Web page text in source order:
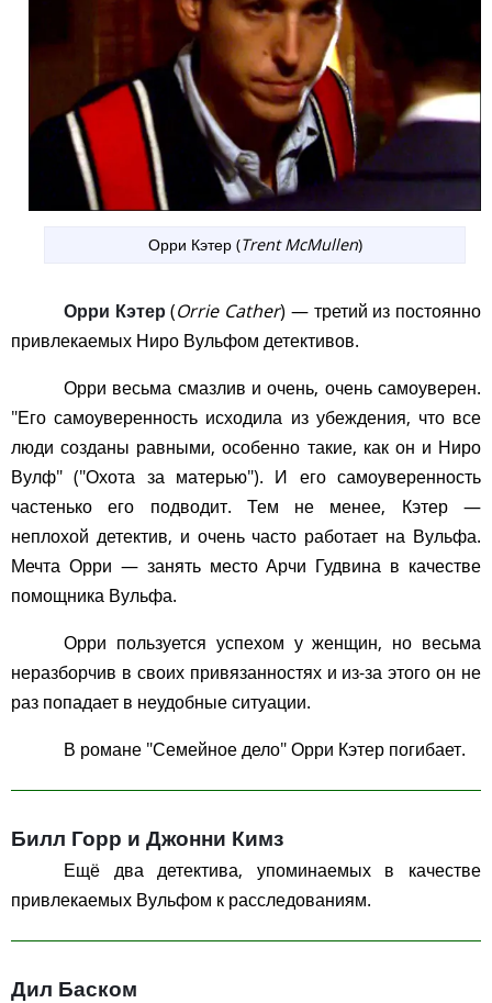
Орри Кэтер (Trent McMullen)
Орри Кэтер (Orrie Cather) — третий из постоянно
привлекаемых Ниро Вульфом детективов.
Орри весьма смазлив и очень, очень самоуверен.
"Его самоуверенность исходила из убеждения, что все
люди созданы равными, особенно такие, как он и Ниро
Вулф" ("Охота за матерью"). И его самоуверенность
частенько его подводит. Тем не менее, Кэтер —
неплохой детектив, и очень часто работает на Вульфа.
Мечта Орри — занять место Арчи Гудвина в качестве
помощника Вульфа.
Орри пользуется успехом у женщин, но весьма
неразборчив в своих привязанностях и из-за этого он не
раз попадает в неудобные ситуации.
В романе "Семейное дело" Орри Кэтер погибает.
Билл Горр и Джонни Кимз
Ещё два детектива, упоминаемых в качестве
привлекаемых Вульфом к расследованиям.
Дил Баском